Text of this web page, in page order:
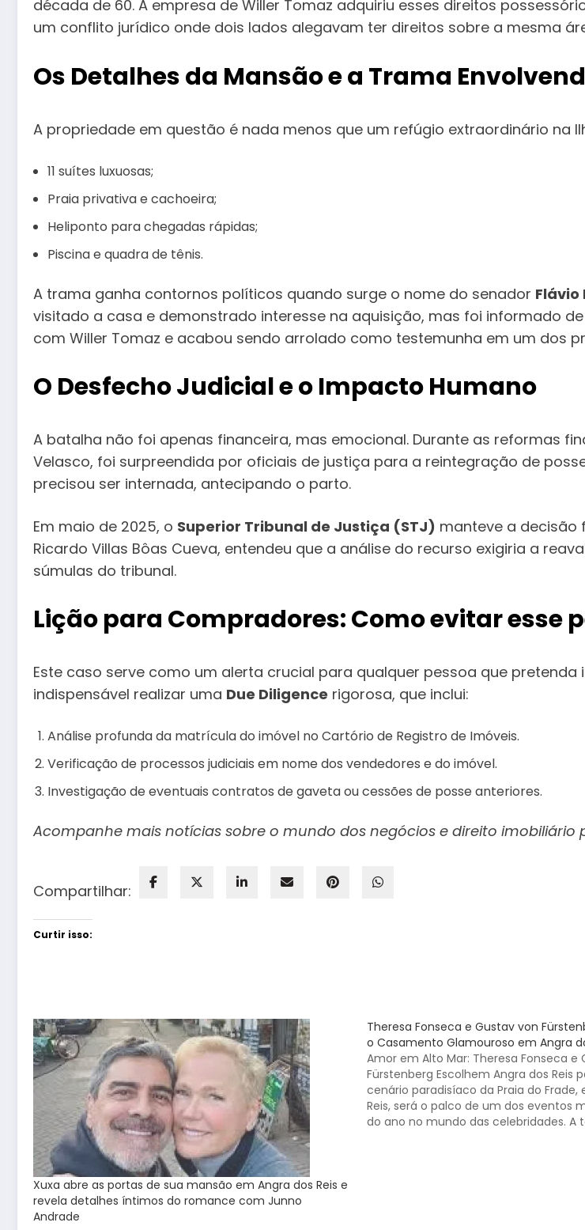
década de 60. A empresa de Willer Tomaz adquiriu esses direitos
um conflito jurídico onde dois lados alegavam ter direitos sobre a mesma
Os Detalhes da Mansão e a Trama
A propriedade em questão é nada menos que um refúgio extraordinário na
11 suítes luxuosas;
Praia privativa e cachoeira;
Heliponto para chegadas rápidas;
Piscina e quadra de tênis.
A trama ganha contornos políticos quando surge o nome do senador Flávio
visitado a casa e demonstrado interesse na aquisição, mas foi informado
com Willer Tomaz e acabou sendo arrolado como testemunha em um dos
O Desfecho Judicial e o Impacto Humano
A batalha não foi apenas financeira, mas emocional. Durante as reformas
Velasco, foi surpreendida por oficiais de justiça para a reintegração de
precisou ser internada, antecipando o parto.
Em maio de 2025, o Superior Tribunal de Justiça (STJ) manteve a decisão
Ricardo Villas Bôas Cueva, entendeu que a análise do recurso exigiria a
súmulas do tribunal.
Lição para Compradores: Como evitar esse
Este caso serve como um alerta crucial para qualquer pessoa que
indispensável realizar uma Due Diligence rigorosa, que inclui:
Análise profunda da matrícula do imóvel no Cartório de Registro de Imóveis.
Verificação de processos judiciais em nome dos vendedores e do imóvel.
Investigação de eventuais contratos de gaveta ou cessões de posse anteriores.
Acompanhe mais notícias sobre o mundo dos negócios e direito imobiliário
Compartilhar:
Curtir isso:
Xuxa abre as portas de sua mansão em Angra dos Reis e
revela detalhes íntimos do romance com Junno
Andrade
Theresa Fonseca e Gustav von
o Casamento Glamouroso em Angra
Amor em Alto Mar: Theresa Fonseca e
Fürstenberg Escolhem Angra dos Reis
cenário paradisíaco da Praia do Frade,
Reis, será o palco de um dos eventos
do ano no mundo das celebridades. A